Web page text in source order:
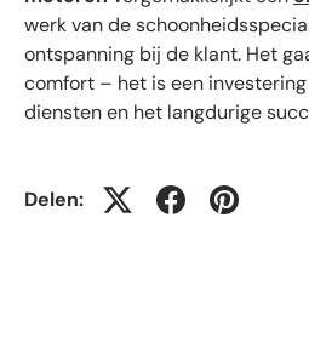
werk van de
ontspanning bij de klant. Het
comfort – het is een
diensten en het langdurige
Delen: